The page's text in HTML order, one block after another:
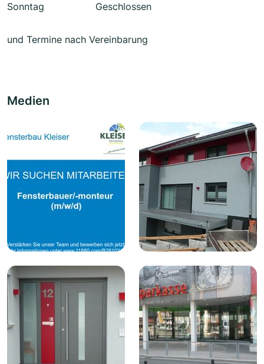
Sonntag
Geschlossen
und Termine nach Vereinbarung
Medien